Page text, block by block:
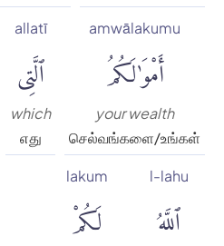
amwālakumu
أَمْوَٰلَكُمُ
your wealth
செல்வங்களை/உங்கள்
allatī
ٱلَّتِى
which
எது
l-lahu
ٱللَّهُ
lakum
لَكُمْ